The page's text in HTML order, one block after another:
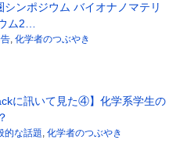
シンポジウム バイオナノマテリ
ム2…
, 化学者のつぶやき
に訊いて見た④】化学系学生の
的な話題, 化学者のつぶやき